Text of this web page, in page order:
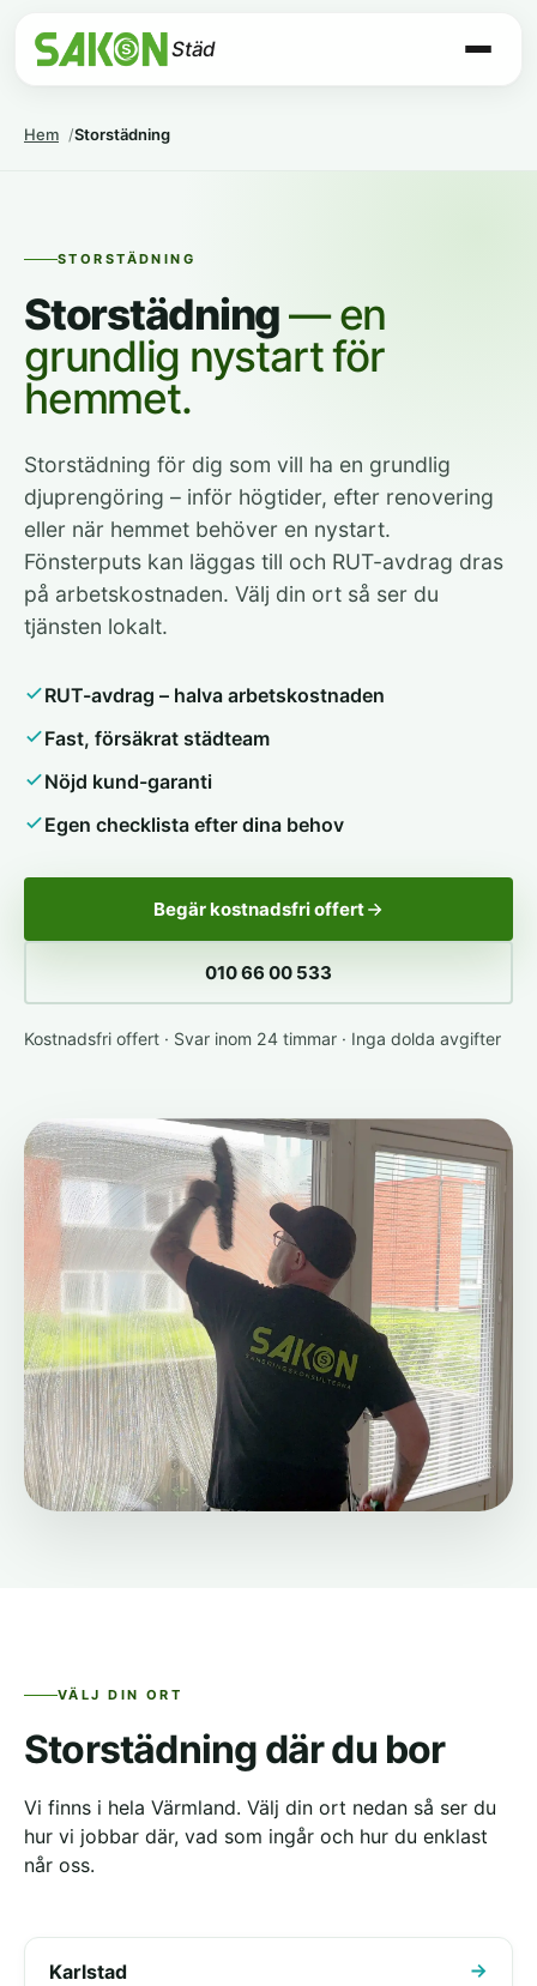
Städ
Hem Storstädning
STORSTÄDNING
Storstädning— en
grundlig nystart för
hemmet.
Storstädning för dig som vill ha en grundlig
djuprengöring – inför högtider, efter renovering
eller när hemmet behöver en nystart.
Fönsterputs kan läggas till och RUT-avdrag dras
på arbetskostnaden. Välj din ort så ser du
tjänsten lokalt.
RUT-avdrag – halva arbetskostnaden
Fast, försäkrat städteam
Nöjd kund-garanti
Egen checklista efter dina behov
Begär kostnadsfri offert
010 66 00 533
Kostnadsfri offert · Svar inom 24 timmar · Inga dolda avgifter
VÄLJ DIN ORT
Storstädning där du bor
Vi finns i hela Värmland. Välj din ort nedan så ser du
hur vi jobbar där, vad som ingår och hur du enklast
når oss.
Karlstad